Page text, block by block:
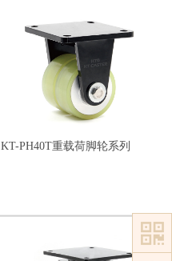
KT-PH40T重载荷脚轮系列